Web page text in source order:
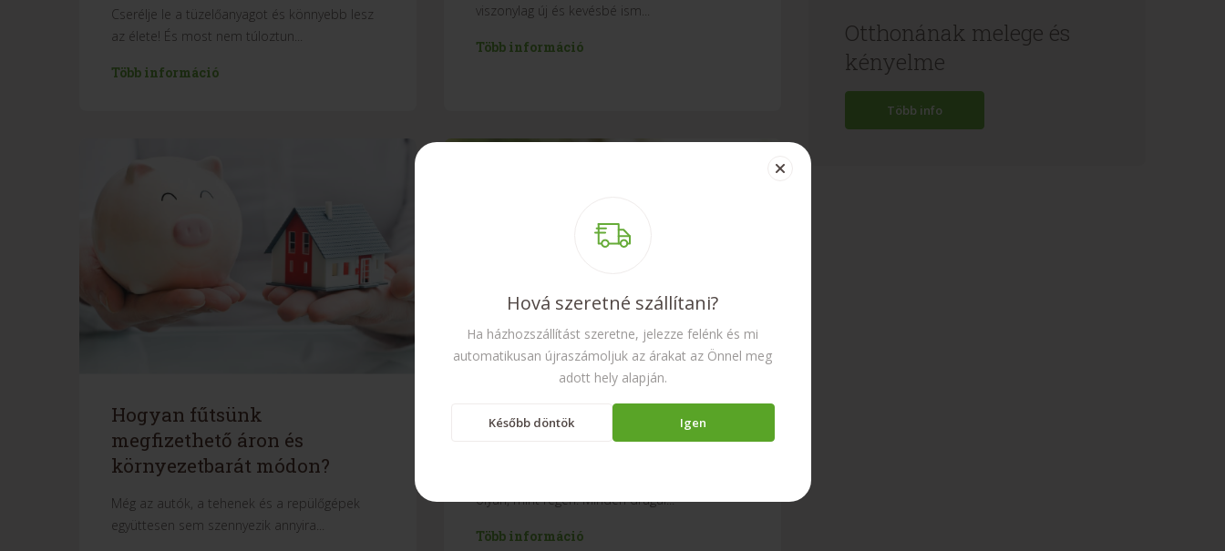
Hová szeretné szállítani?
Ha házhozszállítást szeretne, jelezze felénk és mi
automatikusan újraszámoljuk az árakat az Önnel meg
adott hely alapján.
Később döntök Igen
Cserélje le a tüzelőanyagot és könnyebb lesz
az élete! És most nem túloztun...
Több információ
viszonylag új és kevésbé ism...
Több információ
Hogyan fűtsünk
megfizethető áron és
környezetbarát módon?
Még az autók, a tehenek és a repülőgépek
együttesen sem szennyezik annyira...
Lesznek-e nyári árak a
brikettre és a pelletre?
olyan, mint régen. Minden drágul...
Több információ
Otthonának melege és
kényelme
Több info